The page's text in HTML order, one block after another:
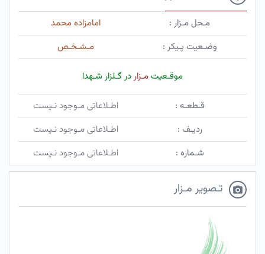
مـحل مـزار :
امامزاده محمد
وضـعیت پـیکر :
مـشـخـص
موقـعیتمـزاردر گـلزار شـهدا
قـطعـه :
اطـلاعاتی مـوجود نـیست
ردیـف :
اطـلاعاتی مـوجود نـیست
شـماره :
اطـلاعاتی مـوجود نـیست
تـصویر مـزار